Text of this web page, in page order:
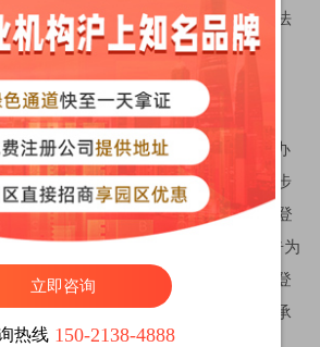
批的；被依法宣告破产及人民法院依法
适用简易注销登记其他情形的。
登记程序进一步简化，不再要求企业办
告、清税证明；公告方式及时间进一步
为45天。《办法》规定申请简易注销登
作日。在企业信用信息公示系统公告为
要求企业在申请简易注销登记时应向登
避免发生利用简易注销登记逃脱应当承
立即咨询
热线 150-2138-4888